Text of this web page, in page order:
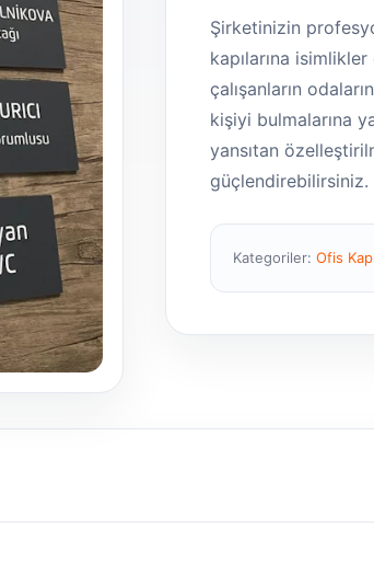
Şirketinizin
kapılarına
çalışanların
kişiyi bulmalarına
yansıtan
güçlendirebilirsiniz.
Kategoriler: Ofis